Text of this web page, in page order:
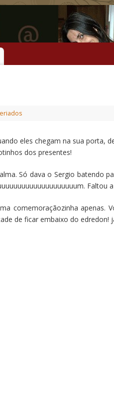
eles chegam na sua porta,
dos presentes!
Só dava o Sergio batendo
Faltou
comemoraçãozinha apenas.
de ficar embaixo do edredon!